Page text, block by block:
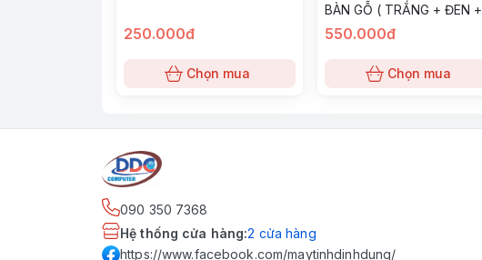
250.000đ
Chọn mua
BÀN GỖ ( TRẮNG + ĐEN +
NÂU...)
550.000đ
Chọn mua
090 350 7368
Hệ thống cửa hàng:2 cửa hàng
https://www.facebook.com/maytinhdinhdung/